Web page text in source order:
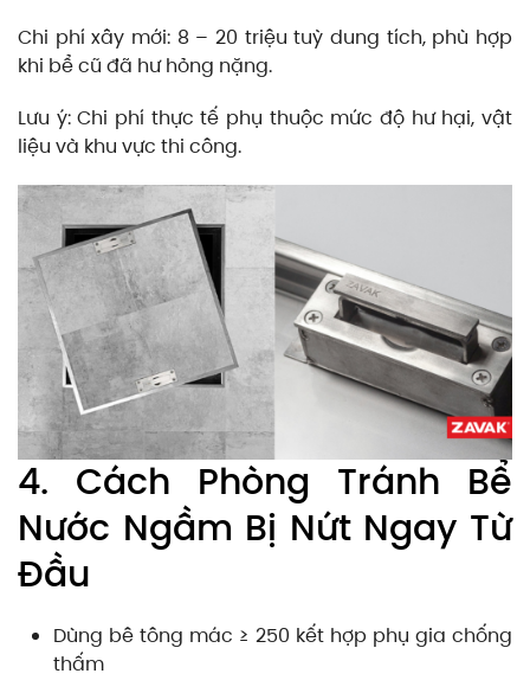
Chi phí xây mới: 8 – 20 triệu tuỳ dung tích, phù hợp
khi bể cũ đã hư hỏng nặng.
Lưu ý: Chi phí thực tế phụ thuộc mức độ hư hại, vật
liệu và khu vực thi công.
4. Cách Phòng Tránh Bể
Nước Ngầm Bị Nứt Ngay Từ
Đầu
Dùng bê tông mác ≥ 250 kết hợp phụ gia chống
thấm